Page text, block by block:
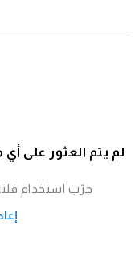
لم يتم العثور على
جرّب استخدام